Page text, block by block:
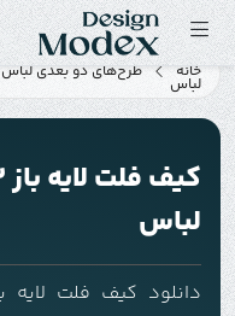
خانه طرح‌های دو بعدی لباس
لباس
لباس